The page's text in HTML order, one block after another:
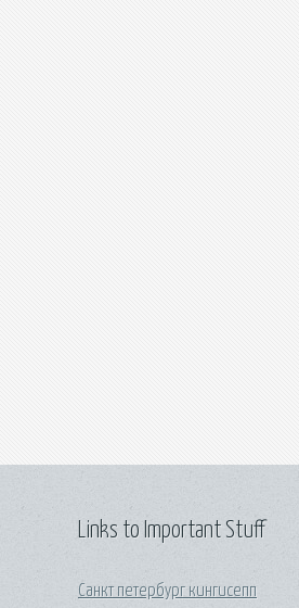
Links to Important Stuff
Санкт петербург кингисепп